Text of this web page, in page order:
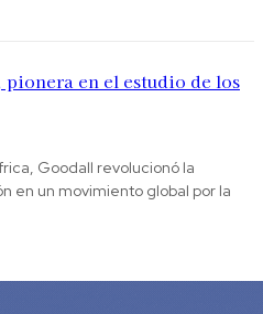
pionera en el estudio de los
Goodall revolucionó la
en un movimiento global por la